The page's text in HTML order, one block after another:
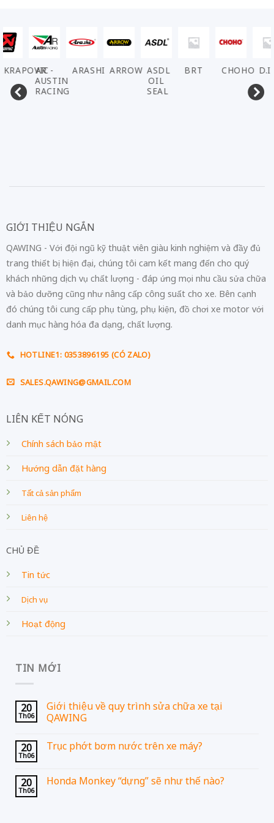
AR -
AUSTIN
RACING
ARASHI ARROW ASDL
OIL
SEAL
BRT CHOHO
GIỚI THIỆU NGẮN
QAWING - Với đội ngũ kỹ thuật viên giàu kinh nghiệm và đầy đủ
trang thiết bị hiện đại, chúng tôi cam kết mang đến cho quý
khách những dịch vụ chất lượng - đáp ứng mọi nhu cầu sửa chữa
và bảo dưỡng cũng như nâng cấp công suất cho xe. Bên cạnh
đó chúng tôi cung cấp phụ tùng, phụ kiện, đồ chơi xe motor với
danh mục hàng hóa đa dạng, chất lượng.
HOTLINE1: 0353896195 (CÓ ZALO)
SALES.QAWING@GMAIL.COM
LIÊN KẾT NÓNG
Chính sách bảo mật
Hướng dẫn đặt hàng
Tất cả sản phẩm
Liên hệ
CHỦ ĐỀ
Tin tức
Dịch vụ
Hoạt động
TIN MỚI
20
Th06
Giới thiệu về quy trình sửa chữa xe tại
QAWING
20
Th06
Trục phớt bơm nước trên xe máy?
20
Th06
Honda Monkey “dựng” sẽ như thế nào?